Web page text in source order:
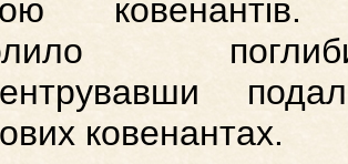
ковенантах.